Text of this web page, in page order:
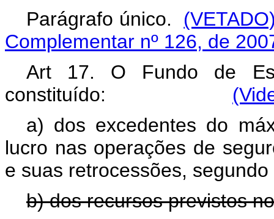
Parágrafo único.
Complementar nº 126, de
Art 17. O Fundo de
constituído:
a) dos excedentes do
lucro nas operações de
e suas retrocessões,
b) dos recursos previstos